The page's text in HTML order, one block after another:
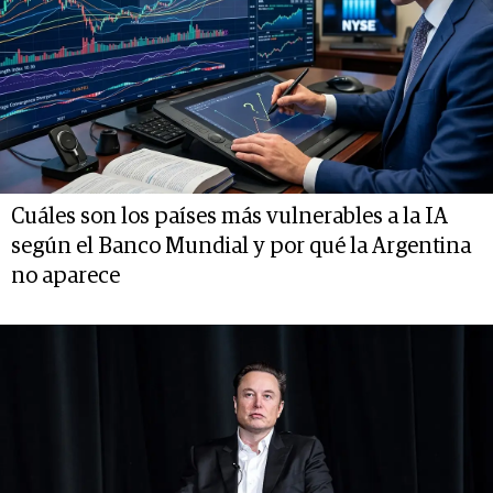
Cuáles son los países más vulnerables a la IA
según el Banco Mundial y por qué la Argentina
no aparece